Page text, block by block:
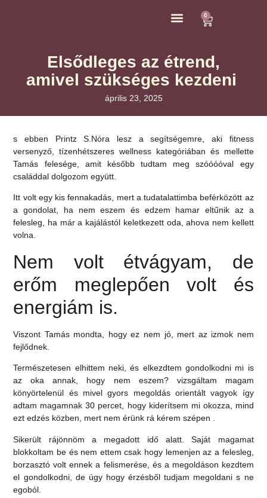
0
Elsődleges az étrend,
amivel szükséges kezdeni
április 23, 2025
s ebben Printz S.Nóra lesz a segítségemre, aki fitness
versenyző, tízenhétszeres wellness kategóriában és mellette
Tamás felesége, amit később tudtam meg szóóóóval egy
családdal dolgozom együtt.
Itt volt egy kis fennakadás, mert a tudatalattimba beférközött az
a gondolat, ha nem eszem és edzem hamar eltűnik az a
felesleg, ha már a kajálástól keletkezett oda, ahova nem kellett
volna.
Nem volt étvágyam, de
erőm meglepően volt és
energiám is.
Viszont Tamás mondta, hogy ez nem jó, mert az izmok nem
fejlődnek.
Természetesen elhittem neki, és elkezdtem gondolkodni mi is
az oka annak, hogy nem eszem? vizsgáltam magam
könyörtelenül és mivel gyors megoldás orientált vagyok így
adtam magamnak 30 percet, hogy kiderítsem mi okozza, mind
ezt edzés közben, mert nem érünk rá kérem szépen .
Sikerült rájönnöm a megadott idő alatt. Saját magamat
blokkoltam be és nem ettem csak hogy lemenjen az a felesleg,
borzasztó volt ennek a felismerése, és a megoldáson kezdtem
el gondolkodni, de úgy hogy érzésből tudjam megoldani s ne
egoból.